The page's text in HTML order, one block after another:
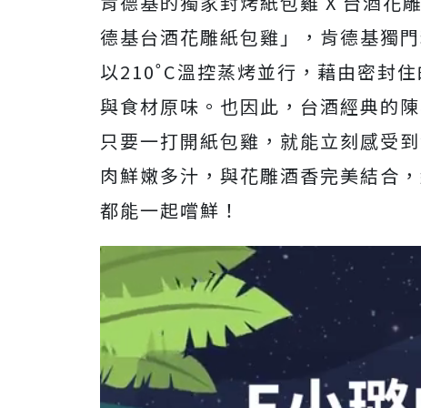
德基台酒花雕紙包雞」，肯德基獨
以210˚C溫控蒸烤並行，藉由密封
與食材原味。也因此，台酒經典的
只要一打開紙包雞，就能立刻感受
肉鮮嫩多汁，與花雕酒香完美結合
都能一起嚐鮮！